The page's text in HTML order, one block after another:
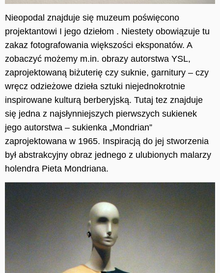
Nieopodal znajduje się muzeum poświęcono
projektantowi I jego dziełom . Niestety obowiązuje tu
zakaz fotografowania większości eksponatów. A
zobaczyć możemy m.in. obrazy autorstwa YSL,
zaprojektowaną biżuterię czy suknie, garnitury – czy
wręcz odzieżowe dzieła sztuki niejednokrotnie
inspirowane kulturą berberyjską. Tutaj tez znajduje
się jedna z najsłynniejszych pierwszych sukienek
jego autorstwa – sukienka „Mondrian”
zaprojektowana w 1965. Inspiracją do jej stworzenia
był abstrakcyjny obraz jednego z ulubionych malarzy
holendra Pieta Mondriana.